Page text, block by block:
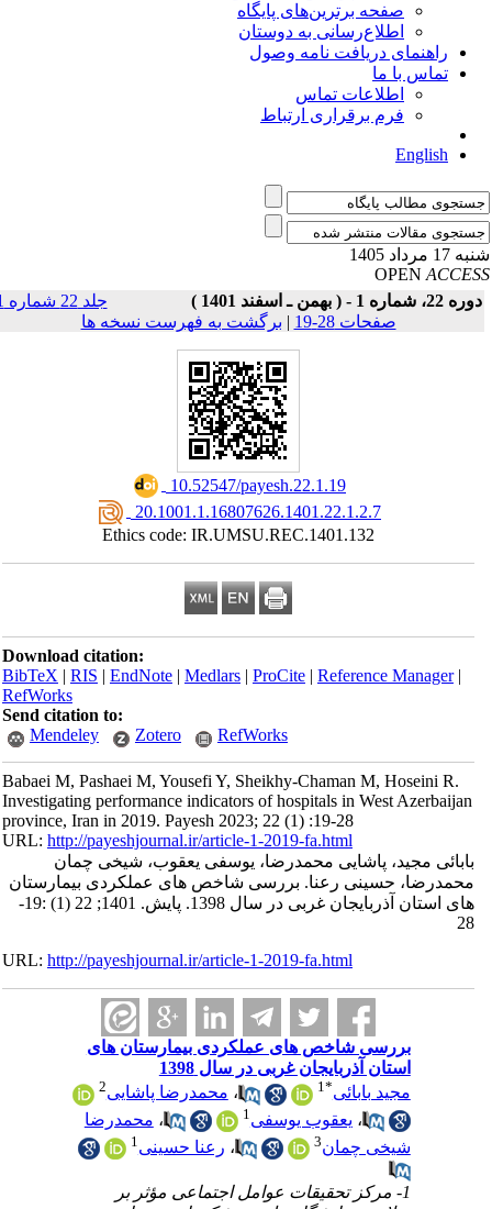
صفحه برترین‌های پایگاه
اطلاع‌رسانی به دوستان
راهنمای دریافت نامه وصول
تماس با ما
اطلاعات تماس
فرم برقراری ارتباط
English
مرداد 1405
OPEN
شماره 1 - ( بهمن ـ اسفند 1401 )
جلد 22 شماره 1
صفحات 28-19
| برگشت به فهرست نسخه ها
‎ 10.52547/payesh.22.1.19
‎ 20.1001.1.16807626.1401.22.1.2.7
Ethics code: IR.UMSU.REC.1401.132
Download citation:
BibTeX|RIS|EndNote|Medlars|ProCite|Reference Manager
RefWorks
Send citation to:
Mendeley
Zotero RefWorks
Babaei M, Pashaei M, Yousefi Y, Sheikhy-Chaman M, Hoseini R.
Investigating performance indicators of hospitals in West Azerbaijan
province, Iran in 2019. Payesh 2023; 22 (1) :19-28
URL:http://payeshjournal.ir/article-1-2019-fa.html
بابائی مجید، پاشایی محمدرضا، یوسفی یعقوب، شیخی چمان
محمدرضا، حسینی رعنا. بررسی شاخص های عملکردی بیمارستان
های استان آذربایجان غربی در سال 1398. پایش. 1401; 22 (1) :19-
28
URL:http://payeshjournal.ir/article-1-2019-fa.html
بررسی شاخص های عملکردی بیمارستان های
استان آذربایجان غربی در سال 1398
مجید بابائی
1 ،محمدرضا پاشایی
،یعقوب یوسفی ،محمدرضا
شیخی چمان 3 ،رعنا حسینی
1- مرکز تحقیقات عوامل اجتماعی مؤثر بر